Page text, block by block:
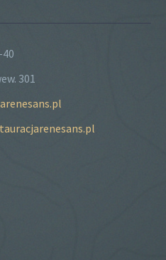
301